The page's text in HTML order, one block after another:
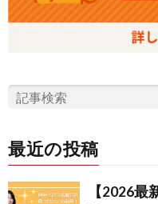
最近の投稿
【2026